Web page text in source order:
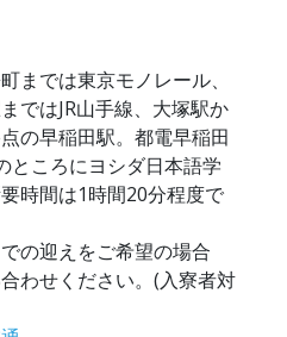
までは東京モノレール、
ではJR山手線、大塚駅か
の早稲田駅。都電早稲田
ところにヨシダ日本語学
時間は1時間20分程度で
の迎えをご希望の場合
わせください。(入寮者対